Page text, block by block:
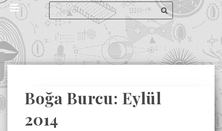
Boğa Burcu: Eylül
2014